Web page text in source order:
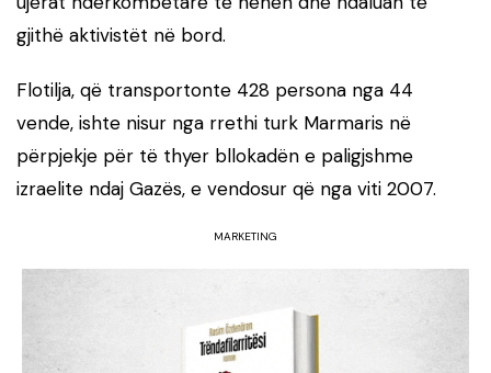
gjithë aktivistët në bord.
Flotilja, që transportonte 428 persona nga 44
vende, ishte nisur nga rrethi turk Marmaris në
përpjekje për të thyer bllokadën e paligjshme
izraelite ndaj Gazës, e vendosur që nga viti 2007.
MARKETING